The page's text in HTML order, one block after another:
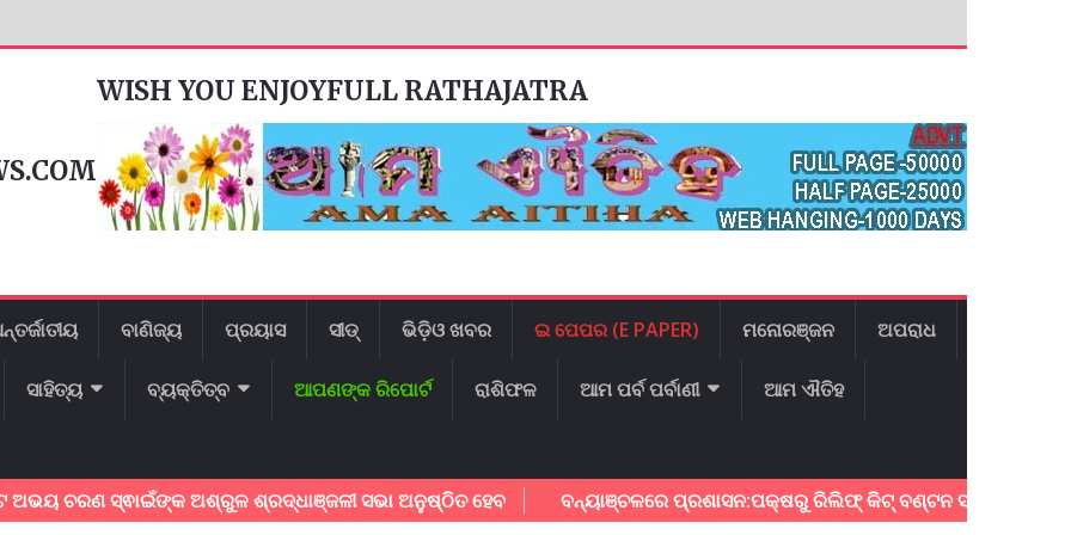
WISH YOU ENJOYFULL RATHAJATRA
ବାଣିଜ୍ୟ ପ୍ରୟାସ ସୀଡ୍ ଭିଡ଼ିଓ ଖବର ଇ ପେପର (E PAPER) ମନୋରଞ୍ଜନ ଅପରାଧ
ସାହିତ୍ୟ ବ୍ୟକ୍ତିତ୍ବ ଆପଣଙ୍କ ରିପୋର୍ଟ ରାଶିଫଳ ଆମ ପର୍ବ ପର୍ବାଣୀ ଆମ ଐତିହ
ଚରଣ ସ୍ଵାଇଁଙ୍କ ଅଶ୍ରୁଳ ଶ୍ରଦ୍ଧାଞ୍ଜଳୀ ସଭା ଅନୁଷ୍ଠିତ ହେବ ବନ୍ୟାଞ୍ଚଳରେ ପ୍ରଶାସନ:ପକ୍ଷରୁ ରିଲିଫ୍ କିଟ୍ ବଣ୍ଟନ ସହ ତୁରନ୍ତ ପୁନରୁଦ୍ଧାର